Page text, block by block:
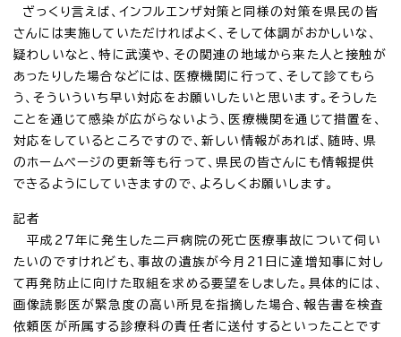
ざっくり言えば、インフルエンザ対策と同様の対策を県民の皆
さんには実施していただければよく、そして体調がおかしいな、
疑わしいなと、特に武漢や、その関連の地域から来た人と接触が
あったりした場合などには、医療機関に行って、そして診てもら
う、そういういち早い対応をお願いしたいと思います。そうした
ことを通じて感染が広がらないよう、医療機関を通じて措置を、
対応をしているところですので、新しい情報があれば、随時、県
のホームページの更新等も行って、県民の皆さんにも情報提供
できるようにしていきますので、よろしくお願いします。
記者
平成27年に発生した二戸病院の死亡医療事故について伺い
たいのですけれども、事故の遺族が今月21日に達増知事に対し
て再発防止に向けた取組を求める要望をしました。具体的には、
画像読影医が緊急度の高い所見を指摘した場合、報告書を検査
依頼医が所属する診療科の責任者に送付するといったことです